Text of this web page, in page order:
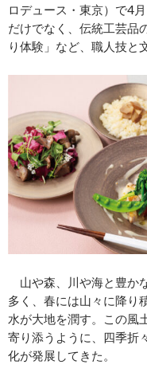
ロデュース・東京）で4
だけでなく、伝統工芸品
り体験」など、職人技と
山や森、川や海と豊か
多く、春には山々に降り
水が大地を潤す。この風
寄り添うように、四季折
化が発展してきた。